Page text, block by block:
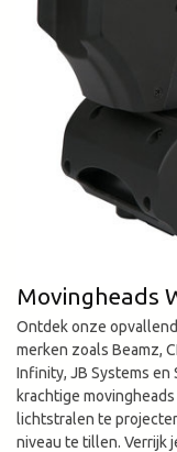
Movingheads
Ontdek onze
merken zoals Beamz,
Infinity, JB Systems en
krachtige
lichtstralen te
niveau te tillen. Verrijk